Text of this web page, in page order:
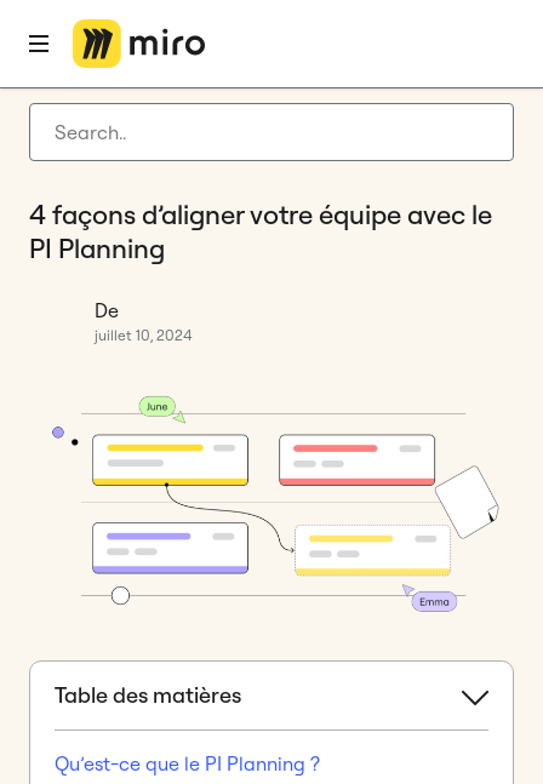
Latest articles
Gestion Agile
Nouveautés Miro
Accueil
4 façons d’aligner votre équipe avec le
PI Planning
De
juillet 10, 2024
Table des matières
Qu’est-ce que le PI Planning ?